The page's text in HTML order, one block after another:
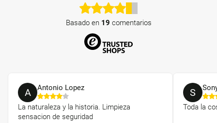
Basado en 19 comentarios
A Antonio Lopez
La naturaleza y la historia. Limpieza
sensacion de seguridad
S
Toda la